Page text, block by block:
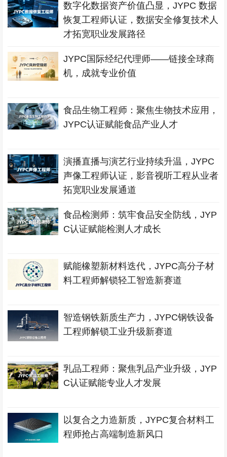
数字化数据资产价值凸显，JYPC 数据
恢复工程师认证，数据安全修复技术人
才拓宽职业发展路径
JYPC国际经纪代理师——链接全球商
机，成就专业价值
食品生物工程师：聚焦生物技术应用，
JYPC认证赋能食品产业人才
演播直播与演艺行业持续升温，JYPC
声像工程师认证，影音视听工程从业者
拓宽职业发展通道
食品检测师：筑牢食品安全防线，JYP
C认证赋能检测人才成长
赋能橡塑新材料迭代，JYPC高分子材
料工程师解锁轻工智造新赛道
智造钢铁新质生产力，JYPC钢铁设备
工程师解锁工业升级新赛道
乳品工程师：聚焦乳品产业升级，JYP
C认证赋能专业人才发展
以复合之力造新质，JYPC复合材料工
程师抢占高端制造新风口